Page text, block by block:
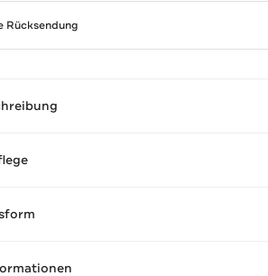
Rücksendung